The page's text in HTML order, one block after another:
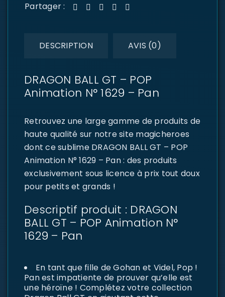
Partager :
DESCRIPTION AVIS (0)
DRAGON BALL GT – POP
Animation N° 1629 – Pan
Retrouvez une large gamme de produits de
haute qualité sur notre site magicheroes
dont ce sublime DRAGON BALL GT – POP
Animation N° 1629 – Pan : des produits
exclusivement sous licence à prix tout doux
pour petits et grands !
Descriptif produit : DRAGON
BALL GT – POP Animation N°
1629 – Pan
En tant que fille de Gohan et Videl, Pop !
Pan est impatiente de prouver qu’elle est
une héroïne ! Complétez votre collection